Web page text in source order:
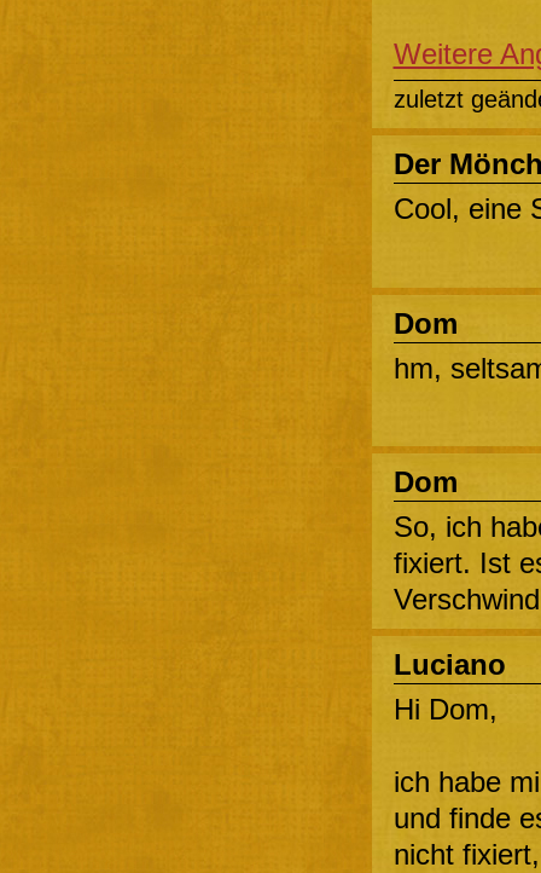
Weitere
zuletzt
Der
Cool, eine
Dom
hm,
Dom
So, ich
fixiert. Ist
Luciano
Hi Dom,
ich habe
und finde
nicht